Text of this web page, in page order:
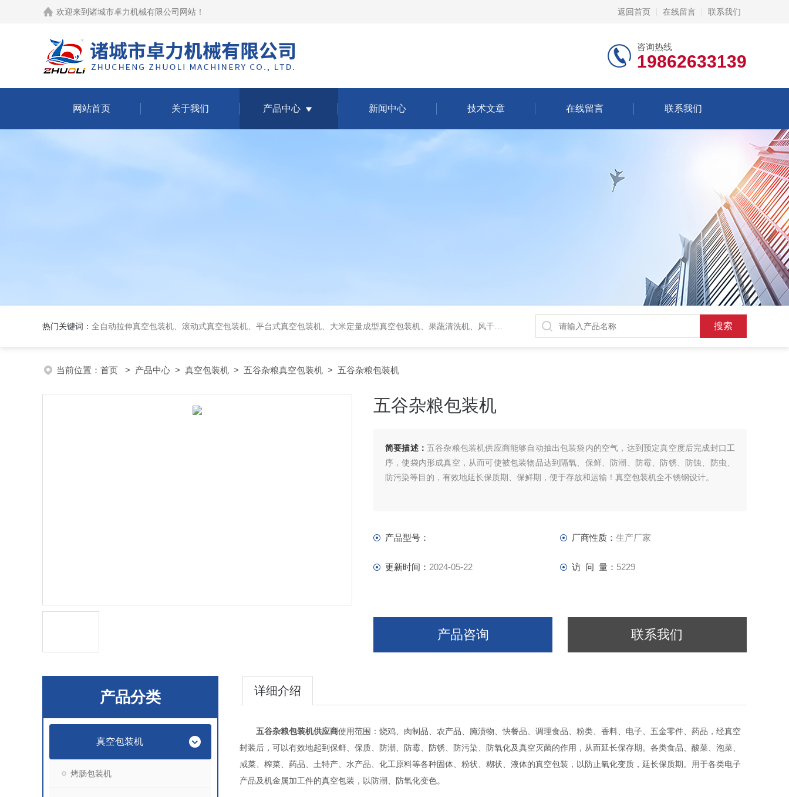
欢迎来到 诸城市卓力机械有限公司网站 ！ 返回首页 在线留言 联系我们
咨询热线
19862633139
网站首页 关于我们 产品中心 新闻中心 技术文章 在线留言 联系我们
热门关键词： 全自动拉伸真空包装机、滚动式真空包装机、平台式真空包装机、大米定量成型真空包装机、果蔬清洗机、风干机、巴氏灭菌机、烘干机、输送台、夹层锅、杀菌锅等。
当前位置： 首页 > 产品中心 > 真空包装机 > 五谷杂粮真空包装机 > 五谷杂粮包装机
五谷杂粮包装机
简要描述： 五谷杂粮包装机供应商能够自动抽出包装袋内的空气，达到预定真空度后完成封口工
序，使袋内形成真空，从而可使被包装物品达到隔氧、保鲜、防潮、防霉、防锈、防蚀、防虫、
防污染等目的，有效地延长保质期、保鲜期，便于存放和运输！真空包装机全不锈钢设计。
产品型号： 厂商性质： 生产厂家
更新时间： 2024-05-22 访 问 量： 5229
产品咨询 联系我们
产品分类
真空包装机
烤肠包装机
详细介绍
五谷杂粮包装机供应商使用范围：烧鸡、肉制品、农产品、腌渍物、快餐品、调理食品、粉类、香料、电子、五金零件、药品，经真空
封装后，可以有效地起到保鲜、保质、防潮、防霉、防锈、防污染、防氧化及真空灭菌的作用，从而延长保存期。各类食品、酸菜、泡菜、
咸菜、榨菜、药品、土特产、水产品、化工原料等各种固体、粉状、糊状、液体的真空包装，以防止氧化变质，延长保质期。用于各类电子
产品及机金属加工件的真空包装，以防潮、防氧化变色。